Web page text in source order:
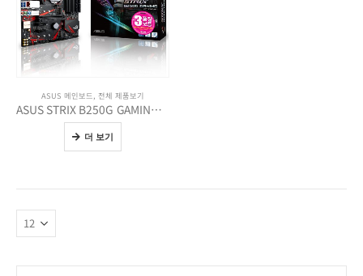
ASUS 메인보드, 전체 제품보기
ASUS STRIX B250G GAMING STCOM
더 보기